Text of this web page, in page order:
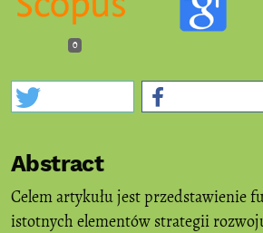
0
Abstract
Celem artykułu jest przedstawienie
istotnych elementów strategii